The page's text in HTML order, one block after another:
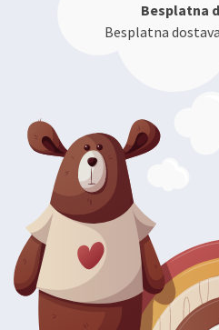
Besplatna
Besplatna